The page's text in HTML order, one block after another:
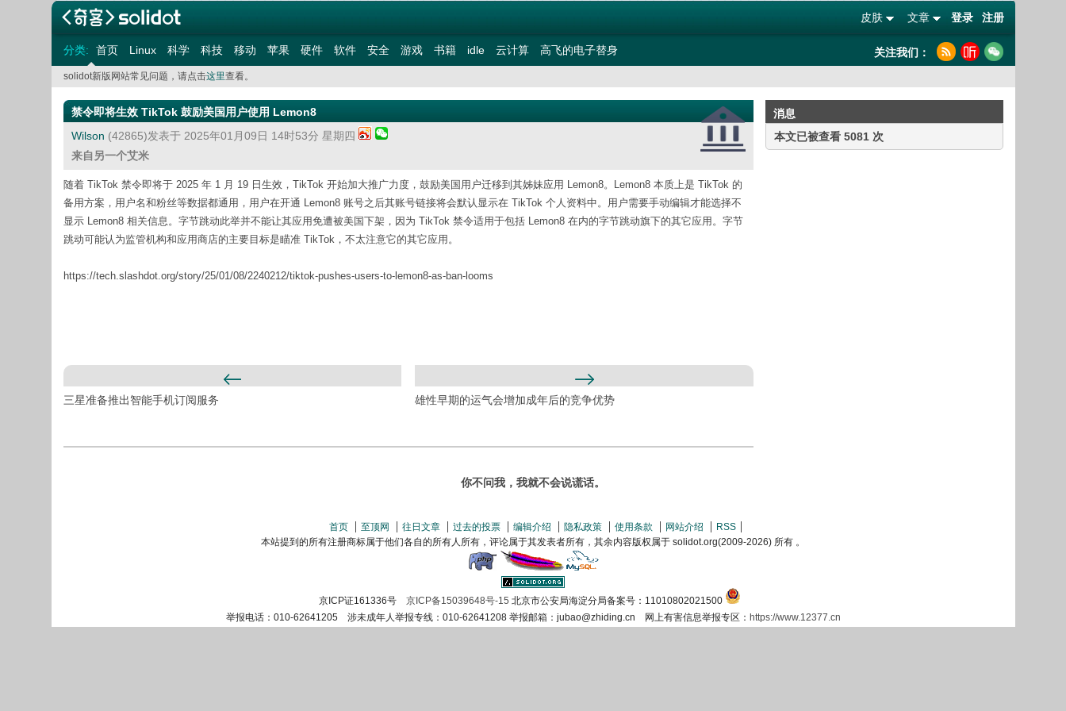
登录 注册
文章
皮肤
分类: 首页 Linux 科学 科技 移动 苹果 硬件 软件 安全 游戏 书籍 idle 云计算 高飞的电子替身 关注我们：
solidot新版网站常见问题，请点击这里查看。
消息
本文已被查看 5081 次
禁令即将生效 TikTok 鼓励美国用户使用 Lemon8
Wilson (42865)发表于 2025年01月09日 14时53分 星期四
来自另一个艾米
随着 TikTok 禁令即将于 2025 年 1 月 19 日生效，TikTok 开始加大推广力度，鼓励美国用户迁移到其姊妹应用 Lemon8。Lemon8 本质上是 TikTok 的
备用方案，用户名和粉丝等数据都通用，用户在开通 Lemon8 账号之后其账号链接将会默认显示在 TikTok 个人资料中。用户需要手动编辑才能选择不
显示 Lemon8 相关信息。字节跳动此举并不能让其应用免遭被美国下架，因为 TikTok 禁令适用于包括 Lemon8 在内的字节跳动旗下的其它应用。字节
跳动可能认为监管机构和应用商店的主要目标是瞄准 TikTok，不太注意它的其它应用。
https://tech.slashdot.org/story/25/01/08/2240212/tiktok-pushes-users-to-lemon8-as-ban-looms
三星准备推出智能手机订阅服务 雄性早期的运气会增加成年后的竞争优势
你不问我，我就不会说谎话。
首页 至顶网 往日文章 过去的投票 编辑介绍 隐私政策 使用条款 网站介绍
RSS
本站提到的所有注册商标属于他们各自的所有人所有，评论属于其发表者所有，其余内容版权属于 solidot.org(2009-2026) 所有 。
京ICP证161336号 京ICP备15039648号-15 北京市公安局海淀分局备案号：11010802021500
举报电话：010-62641205 涉未成年人举报专线：010-62641208 举报邮箱：jubao@zhiding.cn 网上有害信息举报专区： https://www.12377.cn